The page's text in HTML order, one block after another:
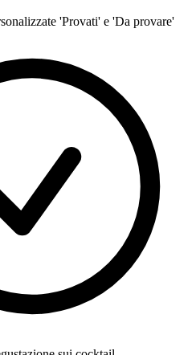
'Provati' e 'Da provare'